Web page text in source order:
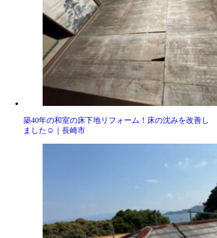
築40年の和室の床下地リフォーム！床の沈みを改善し
ました☺️｜長崎市